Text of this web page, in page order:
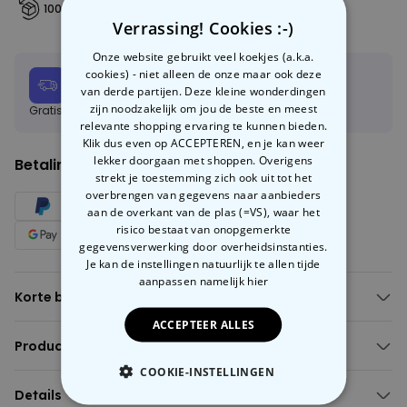
100 dagen gratis retourneren
Verwachte leverdatum:
Vri, 14.08 – Maa, 17.08
Gratis verzending vanaf 60 €Meer info
Betalingsmethoden:
Korte beschrijving
Jouw foto als comic op sokken
Achtergrond uit te kiezen
Materiaal: 95% polyester, 5% elastiek
Productbeschrijving
Gepersonaliseerde sokken met gezicht in comic stijl
Onzegepersonaliseerde sokken
zijn het perfecte cadeau voor
Details
Verrassing! Cookies :-)
Onze website gebruikt veel koekjes (a.k.a.
cookies) - niet alleen de onze maar ook deze
van derde partijen. Deze kleine wonderdingen
zijn noodzakelijk om jou de beste en meest
relevante shopping ervaring te kunnen bieden.
Klik dus even op ACCEPTEREN, en je kan weer
lekker doorgaan met shoppen. Overigens
strekt je toestemming zich ook uit tot het
overbrengen van gegevens naar aanbieders
aan de overkant van de plas (=VS), waar het
risico bestaat van onopgemerkte
gegevensverwerking door overheidsinstanties.
Je kan de instellingen natuurlijk te allen tijde
aanpassen namelijk hier
ACCEPTEER ALLES
COOKIE-INSTELLINGEN